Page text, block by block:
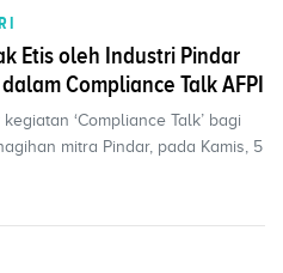
Etis oleh Industri Pindar
Compliance Talk AFPI
‘Compliance Talk’ bagi
mitra Pindar, pada Kamis, 5